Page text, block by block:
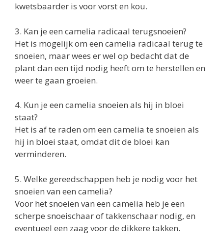
kwetsbaarder is voor vorst en kou.
3. Kan je een camelia radicaal terugsnoeien?
Het is mogelijk om een camelia radicaal terug te
snoeien, maar wees er wel op bedacht dat de
plant dan een tijd nodig heeft om te herstellen en
weer te gaan groeien.
4. Kun je een camelia snoeien als hij in bloei
staat?
Het is af te raden om een camelia te snoeien als
hij in bloei staat, omdat dit de bloei kan
verminderen.
5. Welke gereedschappen heb je nodig voor het
snoeien van een camelia?
Voor het snoeien van een camelia heb je een
scherpe snoeischaar of takkenschaar nodig, en
eventueel een zaag voor de dikkere takken.